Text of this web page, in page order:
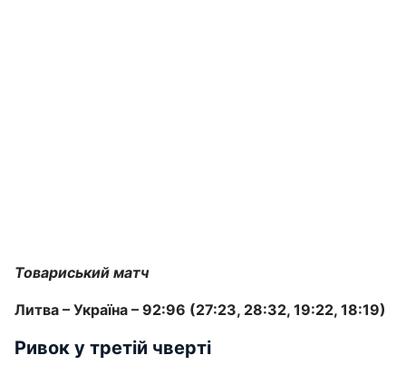
Товариський матч
Литва – Україна – 92:96 (27:23, 28:32, 19:22, 18:19)
Ривок у третій чверті